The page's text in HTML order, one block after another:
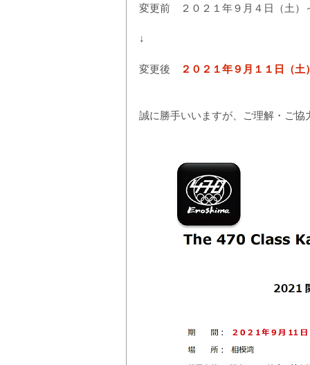
変更前　２０２１年９月４日（土）
↓
変更後 ２０２１年９月１１日（
誠に勝手いいますが、ご理解・ご